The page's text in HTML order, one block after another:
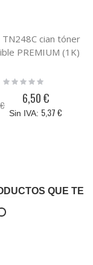
cian tóner
PREMIUM (1K)
Rating:
Precio
especial
6,50 €
5,37 €
QUE TE